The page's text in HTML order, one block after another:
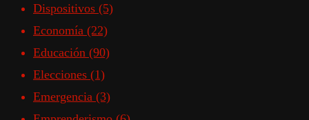
Dispositivos (5)
Economía (22)
Educación (90)
Elecciones (1)
Emergencia (3)